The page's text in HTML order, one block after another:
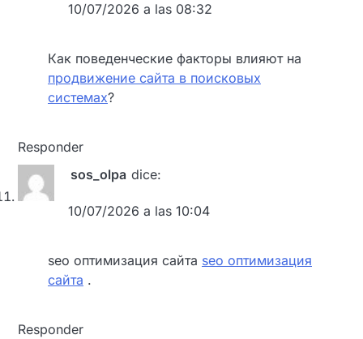
10/07/2026 a las 08:32
Как поведенческие факторы влияют на
продвижение сайта в поисковых
системах?
Responder
sos_olpa dice:
10/07/2026 a las 10:04
seo оптимизация сайта seo оптимизация
сайта .
Responder